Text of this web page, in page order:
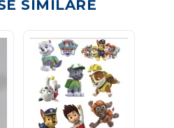
SIMILARE